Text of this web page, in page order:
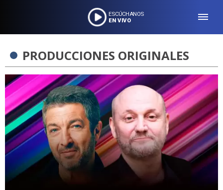
ESCÚCHANOS
EN VIVO
PRODUCCIONES ORIGINALES